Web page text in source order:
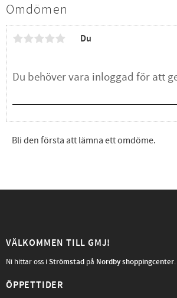
Omdömen
Du
Bli den första att lämna ett omdöme.
VÄLKOMMEN TILL GMJ!
Ni hittar oss iStrömstad på Nordby shoppingcenter.
ÖPPETTIDER